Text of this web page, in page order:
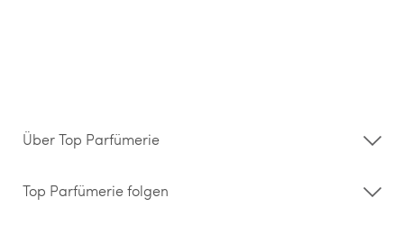
Über Top Parfümerie
Storefinder
Kontakt
Top Parfümerie folgen